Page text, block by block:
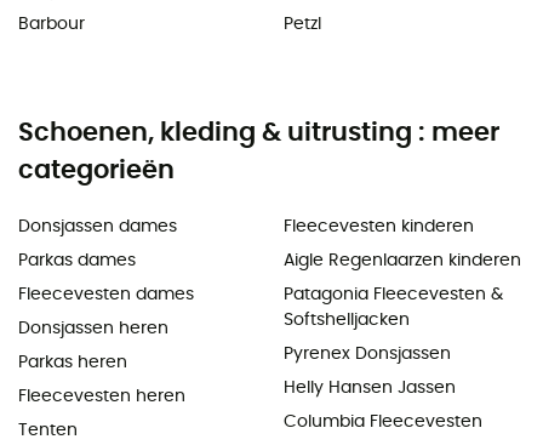
Barbour
Petzl
Schoenen, kleding & uitrusting : meer
categorieën
Donsjassen dames
Parkas dames
Fleecevesten dames
Donsjassen heren
Parkas heren
Fleecevesten heren
Tenten
Fleecevesten kinderen
Aigle Regenlaarzen kinderen
Patagonia Fleecevesten &
Softshelljacken
Pyrenex Donsjassen
Helly Hansen Jassen
Columbia Fleecevesten